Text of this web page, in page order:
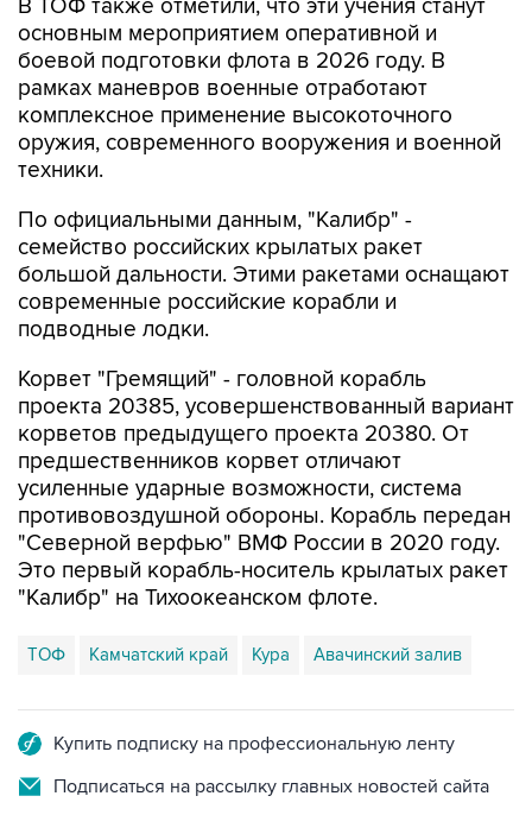
В ТОФ также отметили, что эти учения станут
основным мероприятием оперативной и
боевой подготовки флота в 2026 году. В
рамках маневров военные отработают
комплексное применение высокоточного
оружия, современного вооружения и военной
техники.
По официальными данным, "Калибр" -
семейство российских крылатых ракет
большой дальности. Этими ракетами оснащают
современные российские корабли и
подводные лодки.
Корвет "Гремящий" - головной корабль
проекта 20385, усовершенствованный вариант
корветов предыдущего проекта 20380. От
предшественников корвет отличают
усиленные ударные возможности, система
противовоздушной обороны. Корабль передан
"Северной верфью" ВМФ России в 2020 году.
Это первый корабль-носитель крылатых ракет
"Калибр" на Тихоокеанском флоте.
ТОФ Камчатский край Кура Авачинский залив
Купить подписку на профессиональную ленту
Подписаться на рассылку главных новостей сайта